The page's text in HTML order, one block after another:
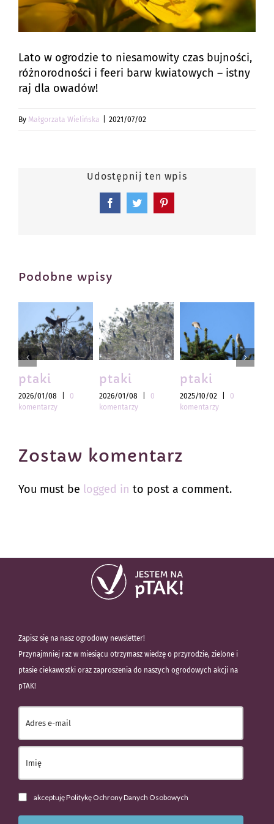
Lato w ogrodzie to niesamowity czas bujności,
różnorodności i feeri barw kwiatowych – istny
raj dla owadów!
By Małgorzata Wielińska 2021/07/02
Udostępnij ten wpis
FacebookTwitterPinterest
Podobne wpisy
ptaki
2026/01/08
0
komentarzy
ptaki
2026/01/08
0
komentarzy
ptaki
2025/10/02
0
komentarzy
Zostaw komentarz
You must be logged in to post a comment.
Zapisz się na nasz ogrodowy newsletter!
Przynajmniej raz w miesiącu otrzymasz wiedzę o przyrodzie, zielone i
ptasie ciekawostki oraz zaproszenia do naszych ogrodowych akcji na
pTAK!
akceptuję Politykę Ochrony Danych Osobowych